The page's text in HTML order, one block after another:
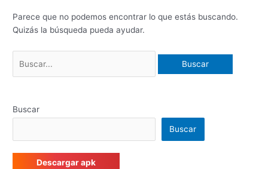
Parece que no podemos encontrar lo que estás buscando.
Quizás la búsqueda pueda ayudar.
Buscar
Buscar
Descargar apk